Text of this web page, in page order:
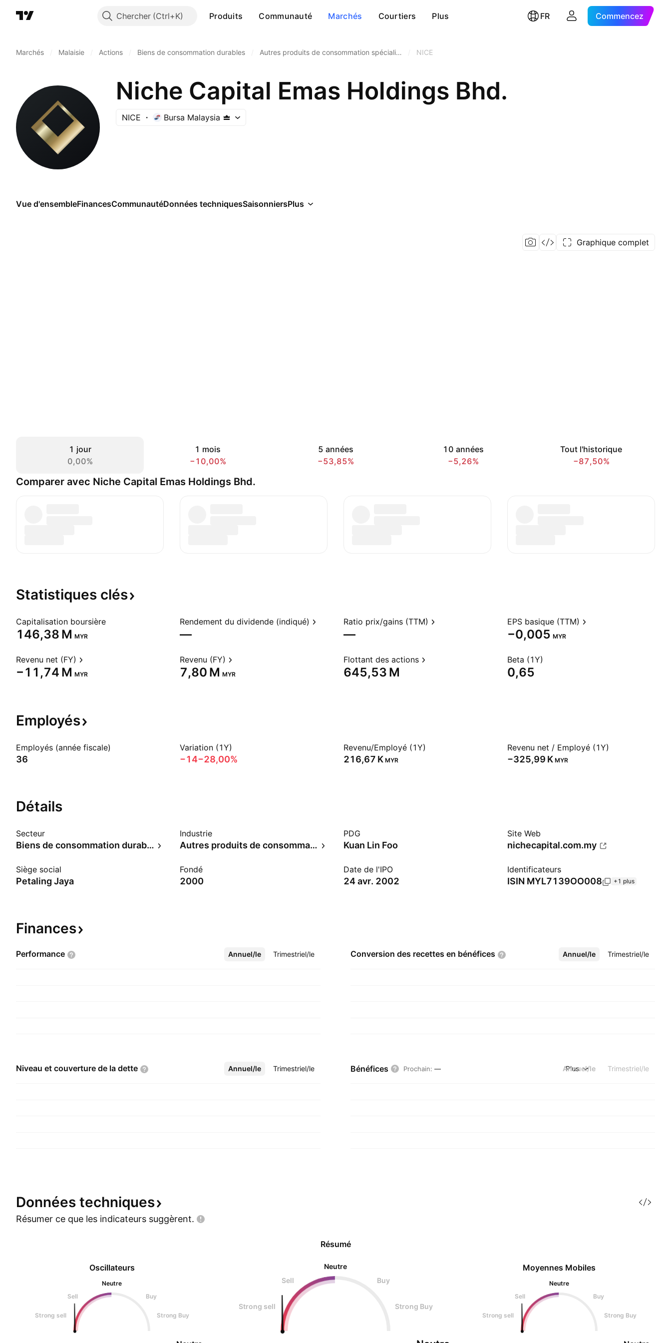
Chercher Produits Communauté Marchés Courtiers Plus FR Commencez
Marchés Malaisie Actions Biens de consommation durables Autres produits de consommation spéciali… NICE
Niche Capital Emas Holdings Bhd.
NICE Bursa Malaysia
Vue d'ensembleFinancesCommunautéDonnées techniquesSaisonniersPlus
Graphique complet
1 jour
0,00%
1 mois
−10,00%
5 années
−53,85%
10 années
−5,26%
Tout l'historique
−87,50%
Comparer avec Niche Capital Emas Holdings Bhd.
Statistiques clés
Capitalisation boursière
‪146,38 M‬ MYR
Rendement du dividende (indiqué)
—
Ratio prix/gains (TTM)
—
EPS basique (TTM)
−0,005 MYR
Revenu net (FY)
‪−11,74 M‬ MYR
Revenu (FY)
‪7,80 M‬ MYR
Flottant des actions
‪645,53 M‬
Beta (1Y)
0,65
Employés
Employés (année fiscale)
36
Variation (1Y)
−14−28,00%
Revenu/Employé (1Y)
‪216,67 K‬ MYR
Revenu net / Employé (1Y)
‪−325,99 K‬ MYR
Détails
Secteur
Biens de consommation durables
Industrie
Autres produits de consommation spécialisés
PDG
Kuan Lin Foo
Site Web
nichecapital.com.my
Siège social
Petaling Jaya
Fondé
2000
Date de l'IPO
24 avr. 2002
Identificateurs
ISIN MYL7139OO008 +1 plus
Finances
Performance Annuel/le Trimestriel/le
Plus Conversion des recettes en bénéfices Annuel/le Trimestriel/le
Plus
Niveau et couverture de la dette Annuel/le Trimestriel/le
Plus Bénéfices Prochain: — Annuel/le Trimestriel/le
Plus
Données techniques
Résumer ce que les indicateurs suggèrent.
Oscillateurs
Neutre
Sell
Buy
Strong sell Strong Buy
Résumé
Neutre
Sell
Buy
Strong sell Strong Buy
Moyennes Mobiles
Neutre
Sell
Buy
Strong sell Strong Buy